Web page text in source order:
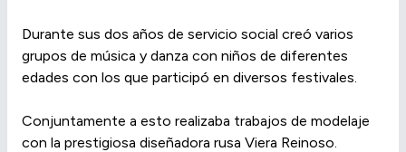
Durante sus dos años de servicio social creó varios
grupos de música y danza con niños de diferentes
edades con los que participó en diversos festivales.
Conjuntamente a esto realizaba trabajos de modelaje
con la prestigiosa diseñadora rusa Viera Reinoso.